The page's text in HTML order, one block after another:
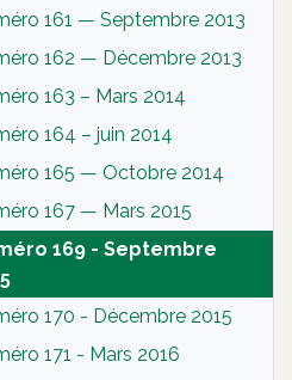
161 — Septembre 2013
162 — Décembre 2013
163 – Mars 2014
164 – juin 2014
165 — Octobre 2014
167 — Mars 2015
169 - Septembre
170 - Décembre 2015
171 - Mars 2016